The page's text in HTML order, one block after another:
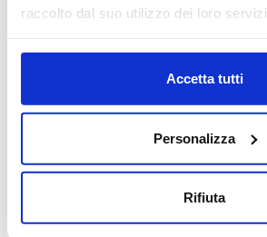
raccolto dal suo utilizzo dei loro servizi.
Accetta tutti
Personalizza
Rifiuta
Inizia il tuo
percorso con un
consulto gratuito
Prenota unconsulto gratuito
nostri professionisti per farti
consigliare il percorso più